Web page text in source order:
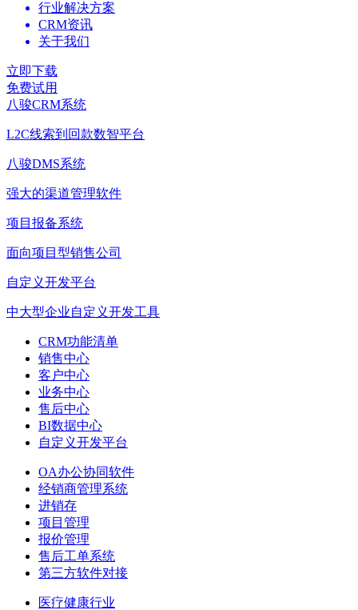
行业解决方案
CRM资讯
关于我们
立即下载
免费试用
八骏CRM系统
L2C线索到回款数智平台
八骏DMS系统
强大的渠道管理软件
项目报备系统
面向项目型销售公司
自定义开发平台
中大型企业自定义开发工具
CRM功能清单
销售中心
客户中心
业务中心
售后中心
BI数据中心
自定义开发平台
OA办公协同软件
经销商管理系统
进销存
项目管理
报价管理
售后工单系统
第三方软件对接
医疗健康行业